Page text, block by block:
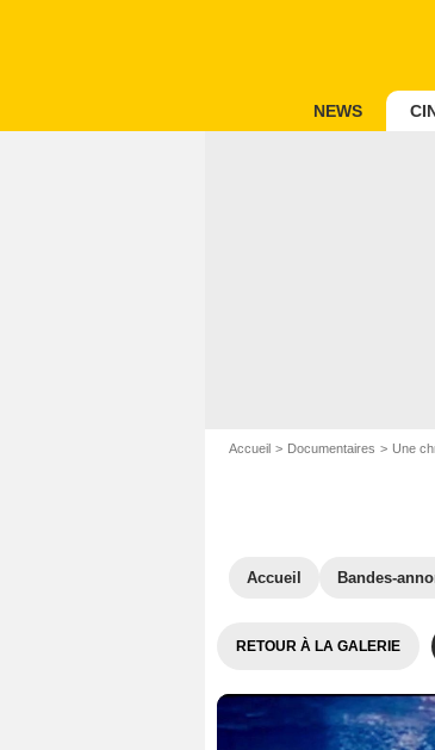
NEWS
Accueil Documentaires Une
Accueil Bandes-
RETOUR À LA GALERIE